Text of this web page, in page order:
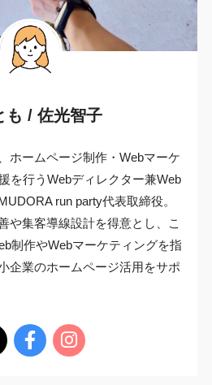
も / 佐光智子
ホームページ制作・Webマーケ
を行うWebディレクター兼Web
run party代表取締役。
や集客導線設計を得意とし、こ
制作やWebマーケティングを指
企業のホームページ活用をサポ